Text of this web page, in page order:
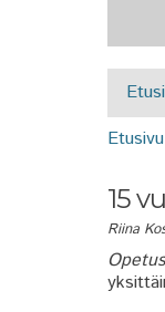
Etusivu
15
Riina